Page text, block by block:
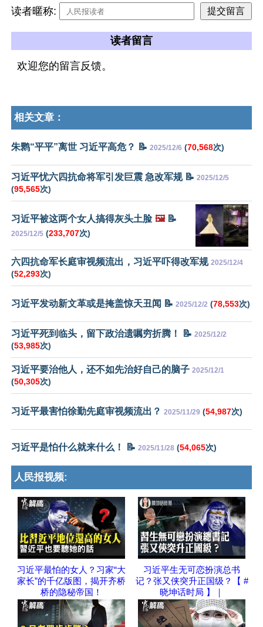
读者暱称:
读者留言
欢迎您的留言反馈。
相关文章：
朱鹮“平平”离世 习近平高危？ 📝 2025/12/6 (70,568次)
习近平忧六四抗命将军引发巨震 急改军规 📝 2025/12/5
(95,565次)
习近平被这两个女人搞得灰头土脸 🖼️📝
2025/12/5 (233,707次)
六四抗命军长庭审视频流出，习近平吓得改军规 2025/12/4
(52,293次)
习近平发动新文革或是掩盖惊天丑闻 📝 2025/12/2 (78,553次)
习近平死到临头，留下政治遗嘱穷折腾！ 📝 2025/12/2
(53,985次)
习近平要治他人，还不如先治好自己的脑子 2025/12/1
(50,305次)
习近平最害怕徐勤先庭审视频流出？ 2025/11/29 (54,987次)
习近平是怕什么就来什么！ 📝 2025/11/28 (54,065次)
人民报视频:
习近平最怕的女人？习家“大
家长”的千亿版图，揭开齐桥
桥的隐秘帝国！
习近平生无可恋扮演总书
记？张又侠突升正国级？【 #
晓坤话时局 】｜